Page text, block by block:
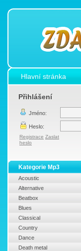
Hlavní stránka
Přihlášení
Jméno:
Heslo:
Registrace Zaslat
heslo
Kategorie Mp3
Acoustic
Alternative
Beatbox
Blues
Classical
Country
Dance
Death metal